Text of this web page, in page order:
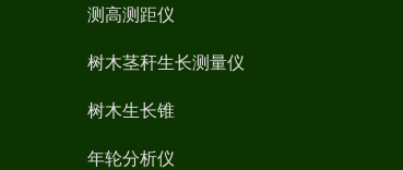
测高测距仪
树木茎秆生长测量仪
树木生长锥
年轮分析仪